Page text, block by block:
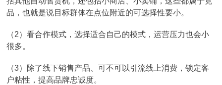
品，也就是说目标群体在点位附近的可选择性要小。
（2）看合作模式，选择适合自己的模式，运营压力也会小
很多。
（3）除了线下销售产品、可不可以引流线上消费，锁定客
户粘性，提高品牌忠诚度。